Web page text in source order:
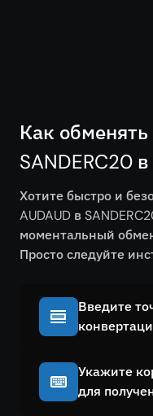
Как обменять
SANDERC20
Хотите быстро и
AUDAUD в
моментальный
Просто следуйте
Введите
Укажите
для